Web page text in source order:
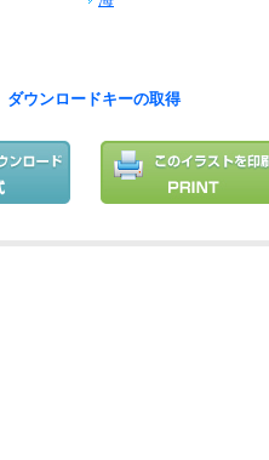
ダウンロードキーの取得